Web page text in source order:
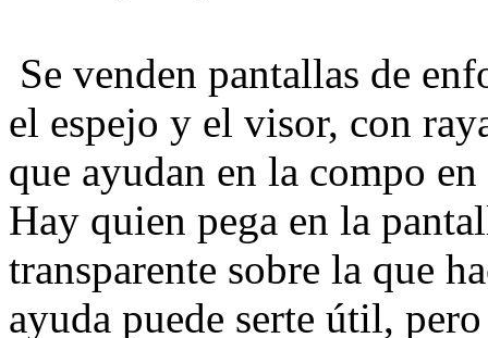
Se venden pantallas de
el espejo y el visor, con
que ayudan en la compo
Hay quien pega en la
transparente sobre la que
ayuda puede serte útil,